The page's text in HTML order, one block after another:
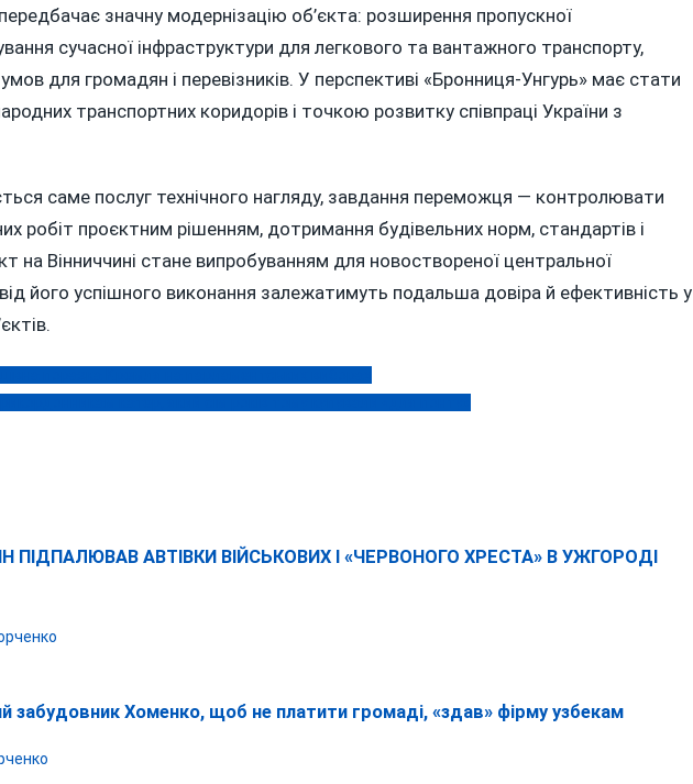
значну модернізацію об’єкта: розширення пропускної
сучасної інфраструктури для легкового та вантажного транспорту,
для громадян і перевізників. У перспективі «Бронниця-Унгурь» має стати
транспортних коридорів і точкою розвитку співпраці України з
саме послуг технічного нагляду, завдання переможця — контролювати
робіт проєктним рішенням, дотримання будівельних норм, стандартів і
на Вінниччині стане випробуванням для новоствореної центральної
його успішного виконання залежатимуть подальша довіра й ефективність у
ПІДПАЛЮВАВ АВТІВКИ ВІЙСЬКОВИХ І «ЧЕРВОНОГО ХРЕСТА» В УЖГОРОДІ
забудовник Хоменко, щоб не платити громаді, «здав» фірму узбекам